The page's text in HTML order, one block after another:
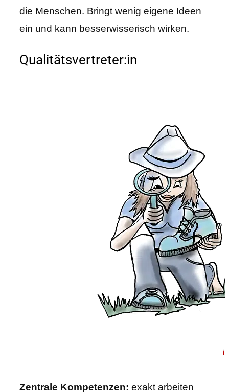
die Menschen. Bringt wenig eigene Ideen
ein und kann besserwisserisch wirken.
Qualitätsvertreter:in
Zentrale Kompetenzen: exakt arbeiten